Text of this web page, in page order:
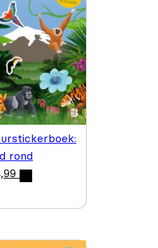
rond